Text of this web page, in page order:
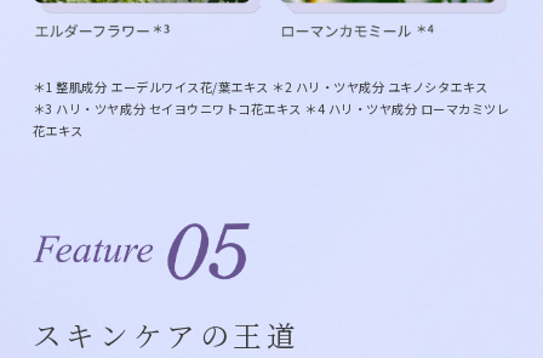
＊1 整肌成分 エーデルワイス花/葉エキス ＊2 ハリ・ツヤ成分 ユキノシタエキス
＊3 ハリ・ツヤ成分 セイヨウニワトコ花エキス ＊4 ハリ・ツヤ成分 ローマカミツレ
花エキス
スキンケアの王道